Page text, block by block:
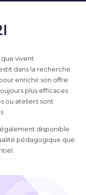
vivent
dans la recherche
enrichir son offre
plus efficaces :
ou ateliers sont
également disponible
pédagogique que